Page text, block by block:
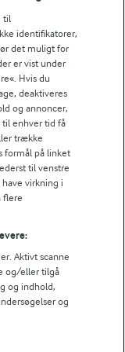
Foods
PB
til
identifikatorer,
det muligt for
er vist under
Hvis du
deaktiveres
og annoncer,
til enhver tid få
trække
formål på linket
til venstre
virkning i
flere
Aktivt scanne
og/eller tilgå
og indhold,
og